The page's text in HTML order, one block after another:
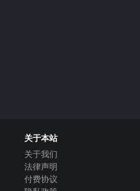
关于本站
关于我们
法律声明
付费协议